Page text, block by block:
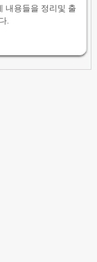
내용들을 정리및 출
.